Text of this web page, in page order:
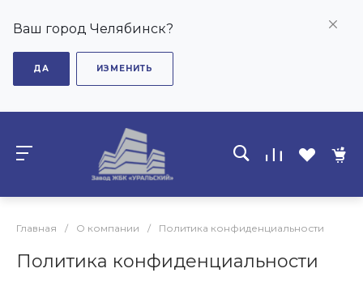
Ваш город Челябинск?
ДА ИЗМЕНИТЬ
Главная / О компании / Политика конфиденциальности
Политика конфиденциальности